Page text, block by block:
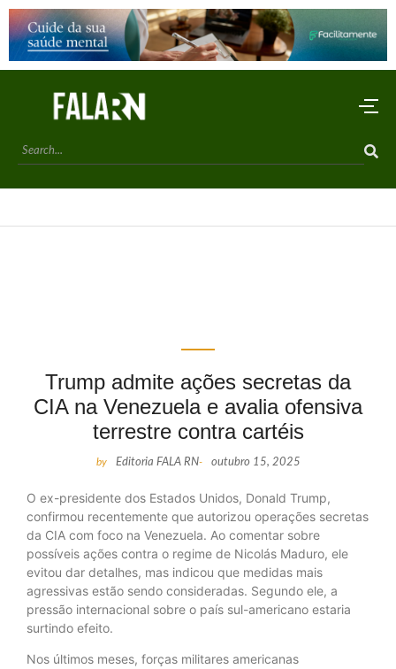
Trump admite ações secretas da
CIA na Venezuela e avalia ofensiva
terrestre contra cartéis
by Editoria FALA RN- outubro 15, 2025
O ex-presidente dos Estados Unidos, Donald Trump,
confirmou recentemente que autorizou operações secretas
da CIA com foco na Venezuela. Ao comentar sobre
possíveis ações contra o regime de Nicolás Maduro, ele
evitou dar detalhes, mas indicou que medidas mais
agressivas estão sendo consideradas. Segundo ele, a
pressão internacional sobre o país sul-americano estaria
surtindo efeito.
Nos últimos meses, forças militares americanas